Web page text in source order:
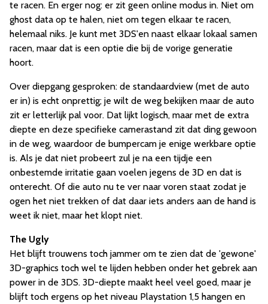
te racen. En erger nog: er zit geen online modus in. Niet om
ghost data op te halen, niet om tegen elkaar te racen,
helemaal niks. Je kunt met 3DS'en naast elkaar lokaal samen
racen, maar dat is een optie die bij de vorige generatie
hoort.
Over diepgang gesproken: de standaardview (met de auto
er in) is echt onprettig; je wilt de weg bekijken maar de auto
zit er letterlijk pal voor. Dat lijkt logisch, maar met de extra
diepte en deze specifieke camerastand zit dat ding gewoon
in de weg, waardoor de bumpercam je enige werkbare optie
is. Als je dat niet probeert zul je na een tijdje een
onbestemde irritatie gaan voelen jegens de 3D en dat is
onterecht. Of die auto nu te ver naar voren staat zodat je
ogen het niet trekken of dat daar iets anders aan de hand is
weet ik niet, maar het klopt niet.
The Ugly
Het blijft trouwens toch jammer om te zien dat de 'gewone'
3D-graphics toch wel te lijden hebben onder het gebrek aan
power in de 3DS. 3D-diepte maakt heel veel goed, maar je
blijft toch ergens op het niveau Playstation 1,5 hangen en